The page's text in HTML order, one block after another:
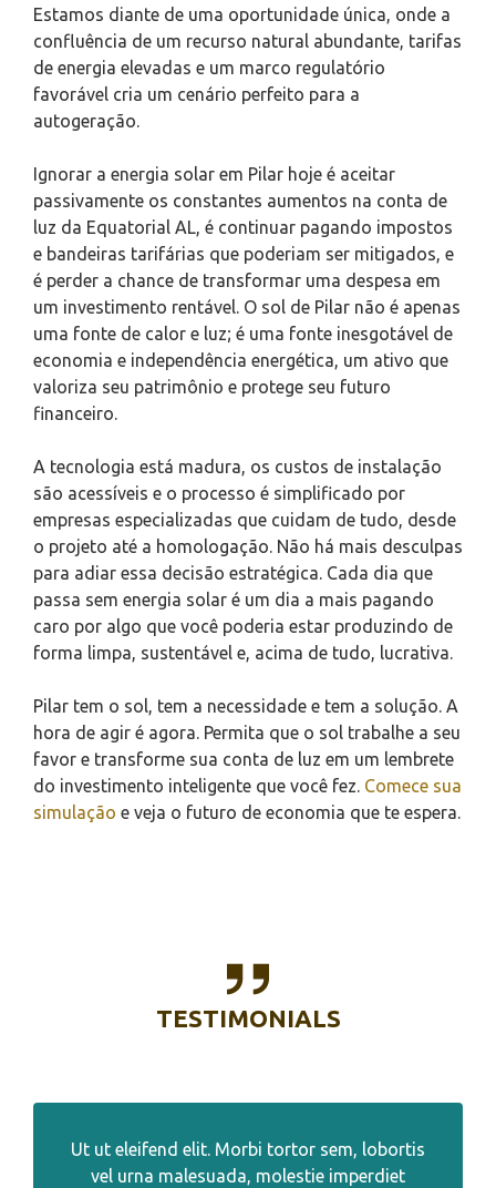
Estamos diante de uma oportunidade única, onde a
confluência de um recurso natural abundante, tarifas
de energia elevadas e um marco regulatório
favorável cria um cenário perfeito para a
autogeração.
Ignorar a energia solar em Pilar hoje é aceitar
passivamente os constantes aumentos na conta de
luz da Equatorial AL, é continuar pagando impostos
e bandeiras tarifárias que poderiam ser mitigados, e
é perder a chance de transformar uma despesa em
um investimento rentável. O sol de Pilar não é apenas
uma fonte de calor e luz; é uma fonte inesgotável de
economia e independência energética, um ativo que
valoriza seu patrimônio e protege seu futuro
financeiro.
A tecnologia está madura, os custos de instalação
são acessíveis e o processo é simplificado por
empresas especializadas que cuidam de tudo, desde
o projeto até a homologação. Não há mais desculpas
para adiar essa decisão estratégica. Cada dia que
passa sem energia solar é um dia a mais pagando
caro por algo que você poderia estar produzindo de
forma limpa, sustentável e, acima de tudo, lucrativa.
Pilar tem o sol, tem a necessidade e tem a solução. A
hora de agir é agora. Permita que o sol trabalhe a seu
favor e transforme sua conta de luz em um lembrete
do investimento inteligente que você fez. Comece sua
simulação e veja o futuro de economia que te espera.
TESTIMONIALS
Ut ut eleifend elit. Morbi tortor sem, lobortis
vel urna malesuada, molestie imperdiet